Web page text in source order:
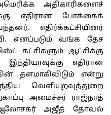
அதிகாரிகளைச்
எதிரான போக்கைக்
எதிர்க்கட்சியினர்
எனப்படும் வங்க தேச
கட்சிகளும் ஆட்சிக்கு
எதிரான
தளமாகிவிடும் என்று
வெளியுறவுத்துறை
அமைச்சர் ராஜ்நாத்
ஆலோசகர் அஜீத் தோவல்